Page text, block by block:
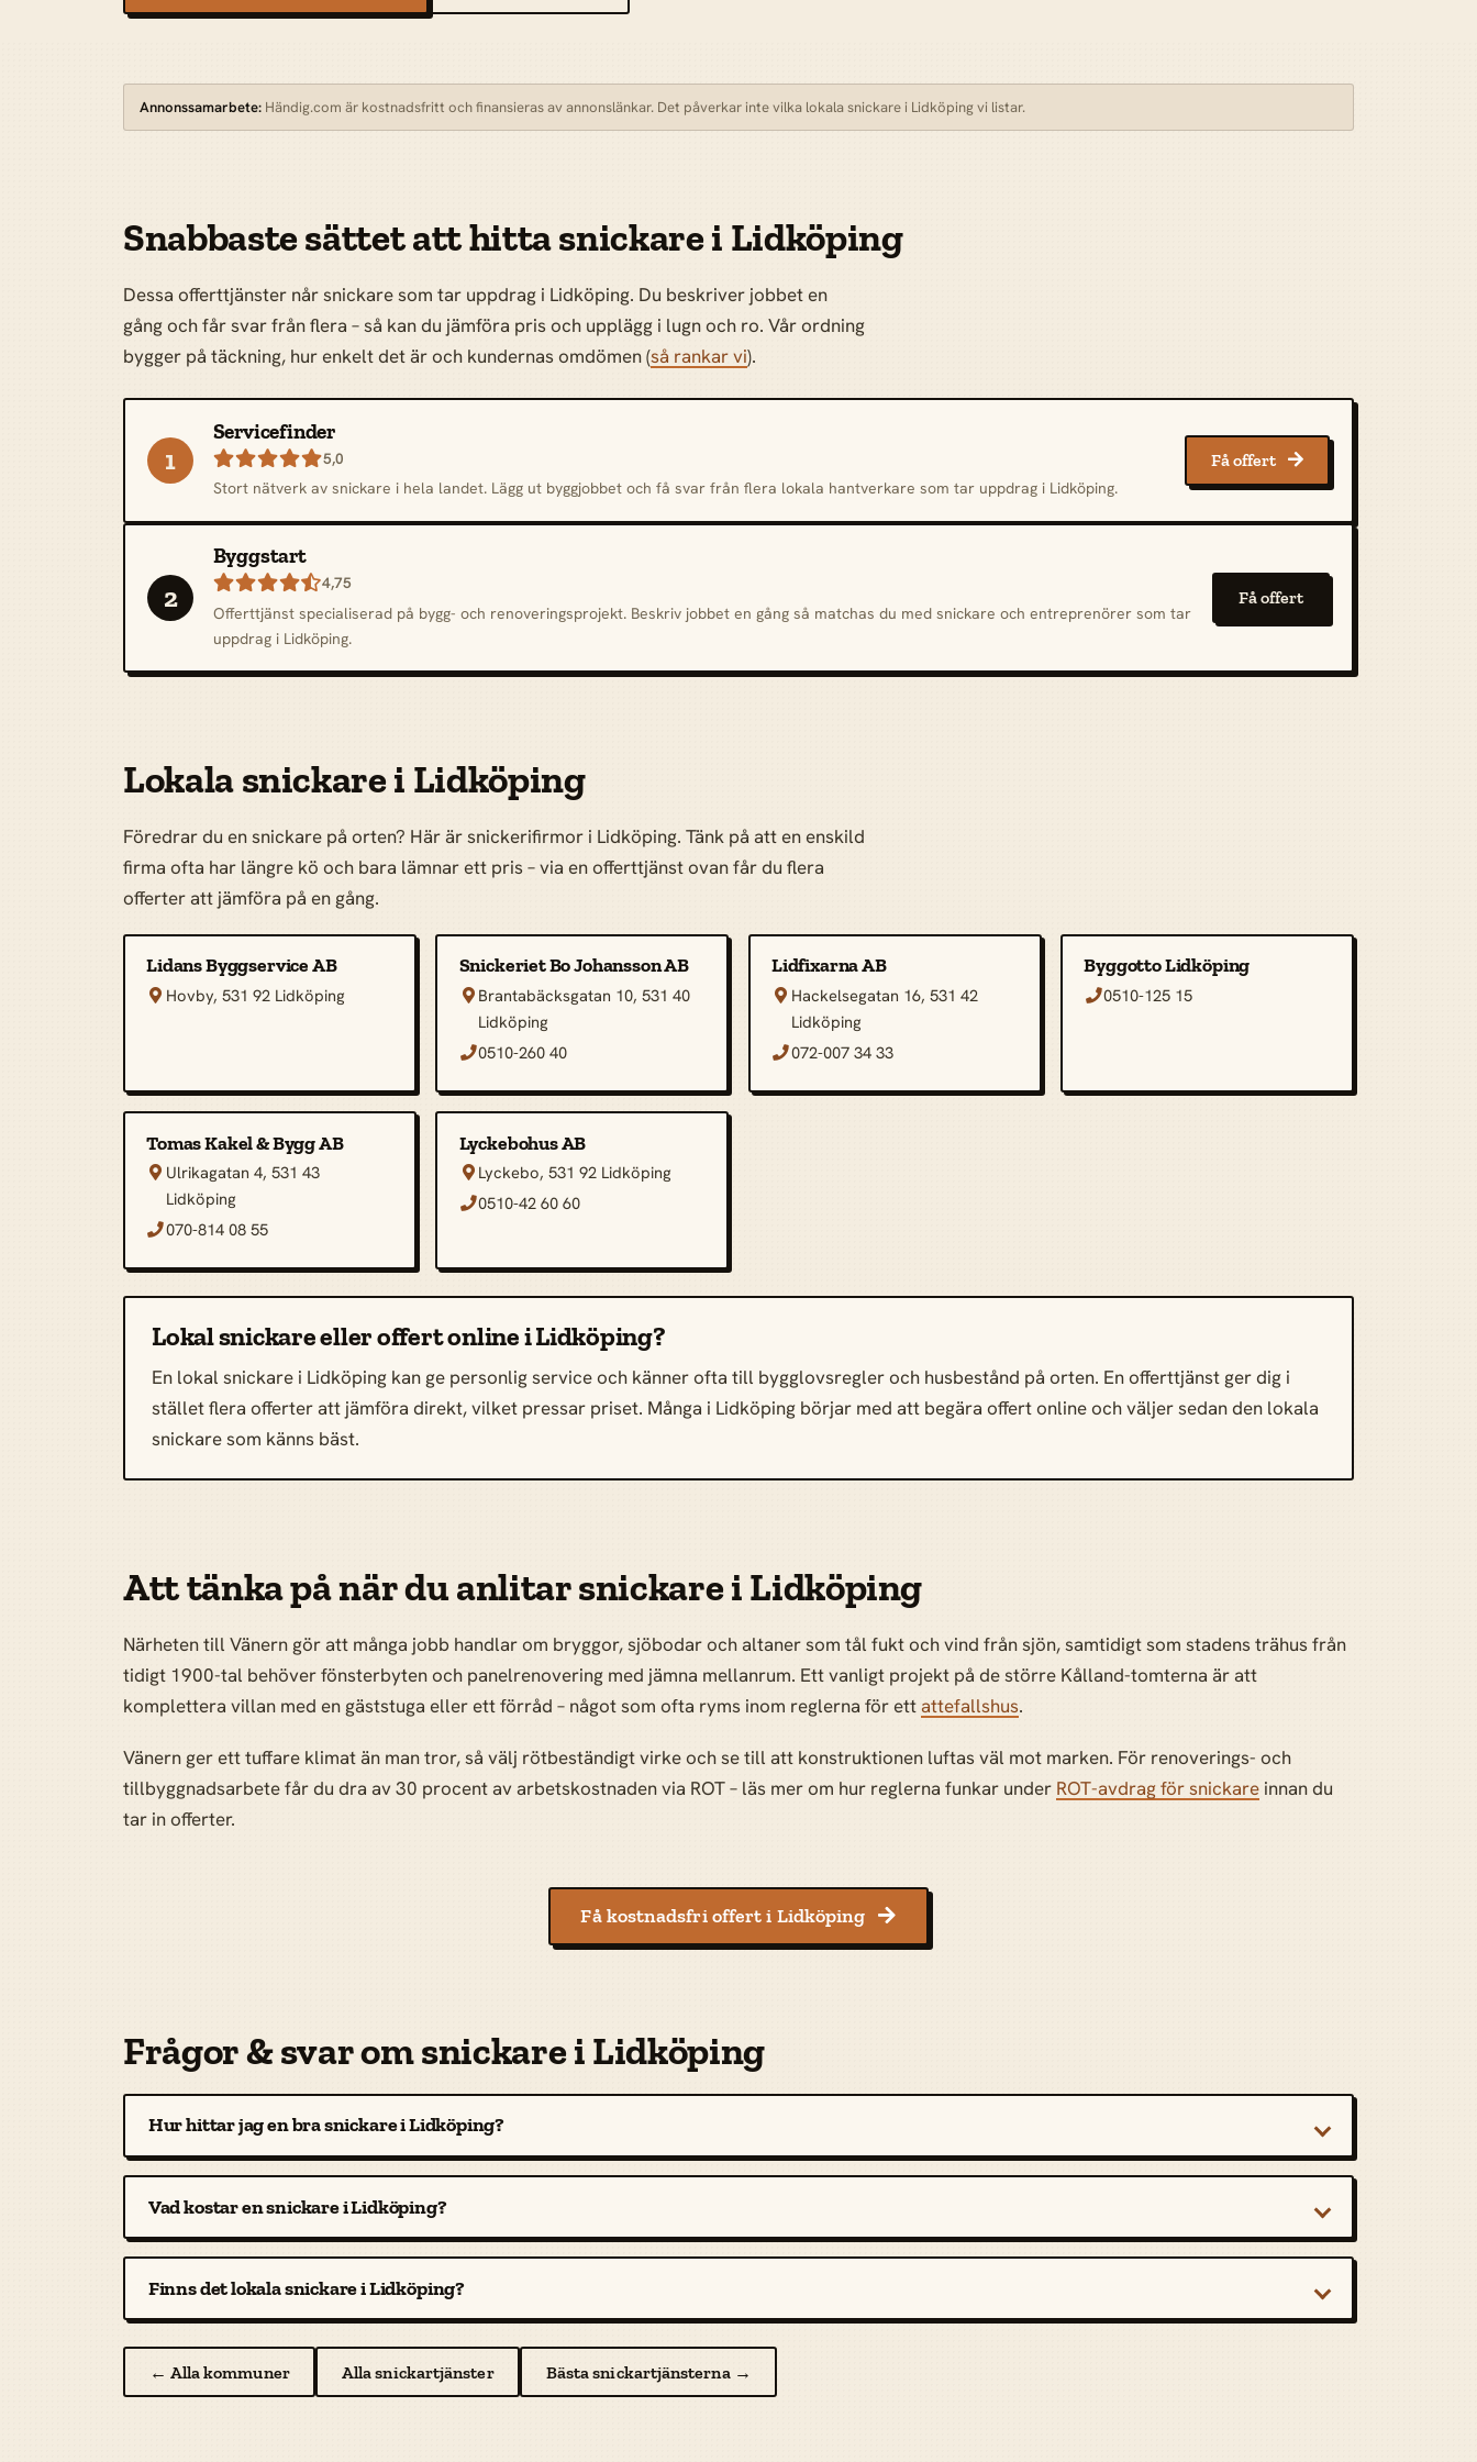
Annonssamarbete: Händig.com är kostnadsfritt och finansieras av annonslänkar. Det påverkar inte vilka lokala snickare i Lidköping vi listar.
Snabbaste sättet att hitta snickare i Lidköping
Dessa offerttjänster når snickare som tar uppdrag i Lidköping. Du beskriver jobbet en
gång och får svar från flera – så kan du jämföra pris och upplägg i lugn och ro. Vår ordning
bygger på täckning, hur enkelt det är och kundernas omdömen (så rankar vi).
1
Servicefinder
5,0
Stort nätverk av snickare i hela landet. Lägg ut byggjobbet och få svar från flera lokala hantverkare som tar uppdrag i Lidköping.
Få offert 
2
Byggstart
4,75
Offerttjänst specialiserad på bygg- och renoveringsprojekt. Beskriv jobbet en gång så matchas du med snickare och entreprenörer som tar
uppdrag i Lidköping.
Få offert
Lokala snickare i Lidköping
Föredrar du en snickare på orten? Här är snickerifirmor i Lidköping. Tänk på att en enskild
firma ofta har längre kö och bara lämnar ett pris – via en offerttjänst ovan får du flera
offerter att jämföra på en gång.
Lidans Byggservice AB
 Hovby, 531 92 Lidköping
Snickeriet Bo Johansson AB
 Brantabäcksgatan 10, 531 40
Lidköping
0510-260 40
Lidfixarna AB
 Hackelsegatan 16, 531 42
Lidköping
072-007 34 33
Byggotto Lidköping
0510-125 15
Tomas Kakel & Bygg AB
 Ulrikagatan 4, 531 43
Lidköping
070-814 08 55
Lyckebohus AB
 Lyckebo, 531 92 Lidköping
0510-42 60 60
Lokal snickare eller offert online i Lidköping?
En lokal snickare i Lidköping kan ge personlig service och känner ofta till bygglovsregler och husbestånd på orten. En offerttjänst ger dig i
stället flera offerter att jämföra direkt, vilket pressar priset. Många i Lidköping börjar med att begära offert online och väljer sedan den lokala
snickare som känns bäst.
Att tänka på när du anlitar snickare i Lidköping
Närheten till Vänern gör att många jobb handlar om bryggor, sjöbodar och altaner som tål fukt och vind från sjön, samtidigt som stadens trähus från
tidigt 1900-tal behöver fönsterbyten och panelrenovering med jämna mellanrum. Ett vanligt projekt på de större Kålland-tomterna är att
komplettera villan med en gäststuga eller ett förråd – något som ofta ryms inom reglerna för ettattefallshus.
Vänern ger ett tuffare klimat än man tror, så välj rötbeständigt virke och se till att konstruktionen luftas väl mot marken. För renoverings- och
tillbyggnadsarbete får du dra av 30 procent av arbetskostnaden via ROT – läs mer om hur reglerna funkar under ROT-avdrag för snickare innan du
tar in offerter.
Få kostnadsfri offert i Lidköping 
Frågor & svar om snickare i Lidköping
Hur hittar jag en bra snickare i Lidköping?
Vad kostar en snickare i Lidköping?
Finns det lokala snickare i Lidköping?
← Alla kommuner Alla snickartjänster Bästa snickartjänsterna →